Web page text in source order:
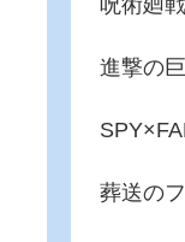
呪術廻戦
進撃の
葬送の